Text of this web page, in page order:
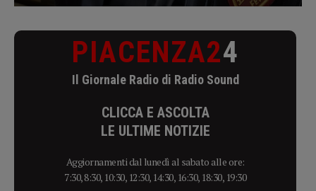
PIACENZA24
Il Giornale Radio di Radio Sound
CLICCA E ASCOLTA
LE ULTIME NOTIZIE
Aggiornamenti dal lunedì al sabato alle ore:
7:30, 8:30, 10:30, 12:30, 14:30, 16:30, 18:30, 19:30